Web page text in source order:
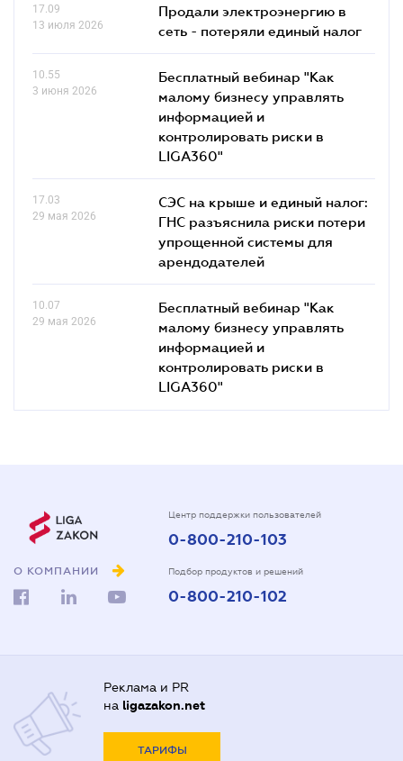
17.09
13 июля 2026
Продали электроэнергию в
сеть - потеряли единый налог
10.55
3 июня 2026
Бесплатный вебинар "Как
малому бизнесу управлять
информацией и
контролировать риски в
LIGA360"
17.03
29 мая 2026
СЭС на крыше и единый налог:
ГНС разъяснила риски потери
упрощенной системы для
арендодателей
10.07
29 мая 2026
Бесплатный вебинар "Как
малому бизнесу управлять
информацией и
контролировать риски в
LIGA360"
О КОМПАНИИ
Центр поддержки пользователей
0-800-210-103
Подбор продуктов и решений
0-800-210-102
Реклама и PR
на ligazakon.net
ТАРИФЫ